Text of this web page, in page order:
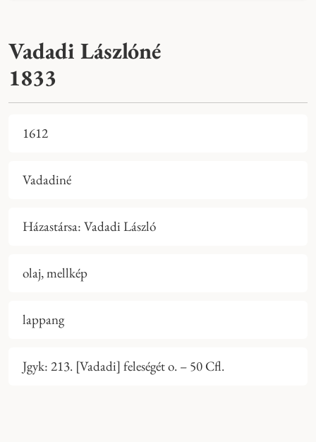
Vadadi Lászlóné
1833
1612
Vadadiné
Házastársa: Vadadi László
olaj, mellkép
lappang
Jgyk: 213. [Vadadi] feleségét o. – 50 Cfl.